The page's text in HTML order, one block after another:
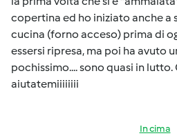
copertina ed ho iniziato anche a
cucina (forno acceso) prima di
essersi ripresa, ma poi ha avuto
pochissimo.... sono quasi in
aiutatemiiiiiiii
In cima